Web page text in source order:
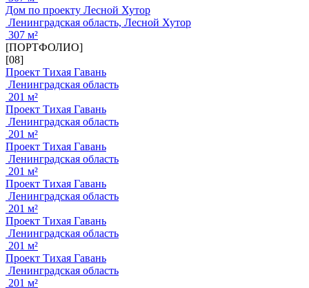
Дом по проекту Лесной Хутор
Ленинградская область, Лесной Хутор
307 м²
[ПОРТФОЛИО]
[08]
Проект Тихая Гавань
Ленинградская область
201 м²
Проект Тихая Гавань
Ленинградская область
201 м²
Проект Тихая Гавань
Ленинградская область
201 м²
Проект Тихая Гавань
Ленинградская область
201 м²
Проект Тихая Гавань
Ленинградская область
201 м²
Проект Тихая Гавань
Ленинградская область
201 м²